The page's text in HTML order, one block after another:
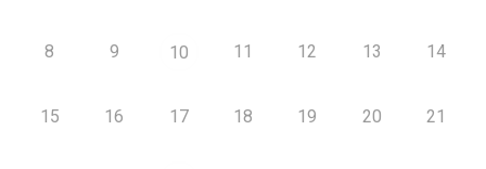
8 9 10 11 12 13 14
15 16 17 18 19 20 21